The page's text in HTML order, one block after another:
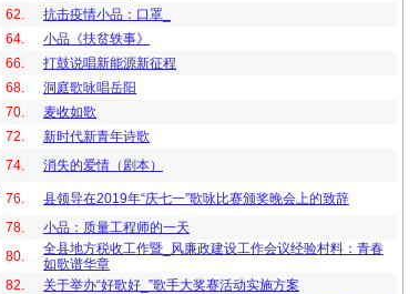
62.
抗击疫情小品：口罩_
64.
小品《扶贫轶事》
66.
打鼓说唱新能源新征程
68.
洞庭歌咏唱岳阳
70.
麦收如歌
72.
新时代新青年诗歌
74. 消失的爱情（剧本）
76.
县领导在2019年“庆七一”歌咏比赛颁奖晚会上的致辞
78.
小品：质量工程师的一天
80.
全县地方税收工作暨_风廉政建设工作会议经验村料：青春
如歌谱华章
82.
关于举办“好歌好_”歌手大奖赛活动实施方案